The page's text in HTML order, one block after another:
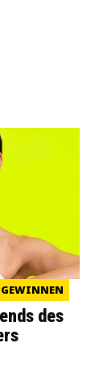
des